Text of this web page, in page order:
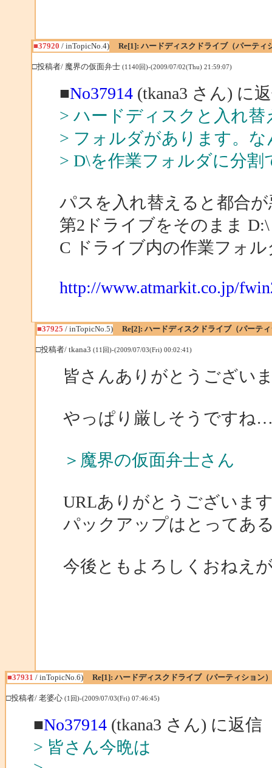
■37920 / inTopicNo.4) Re[1]: ハードディスクドライブ（パーテ
□投稿者/ 魔界の仮面弁士 (1140回)-(2009/07/02(Thu) 21:59:07)
■No37914(tkana3 さん) に
> ハードディスクと入れ
> フォルダがあります。
> D\を作業フォルダに分
パスを入れ替えると都合
第2ドライブをそのまま
C ドライブ内の作業フォ
http://www.atmarkit.co.jp/
■37925 / inTopicNo.5) Re[2]: ハードディスクドライブ（パーテ
□投稿者/ tkana3 (11回)-(2009/07/03(Fri) 00:02:41)
皆さんありがとうござい
やっぱり厳しそうですね
＞魔界の仮面弁士さん
URLありがとうございま
パックアップはとってあ
今後ともよろしくおねえ
■37931 / inTopicNo.6) Re[1]: ハードディスクドライブ（パーティショ
□投稿者/ 老婆心 (1回)-(2009/07/03(Fri) 07:46:45)
■No37914 (tkana3 さん) に返信
> 皆さん今晩は